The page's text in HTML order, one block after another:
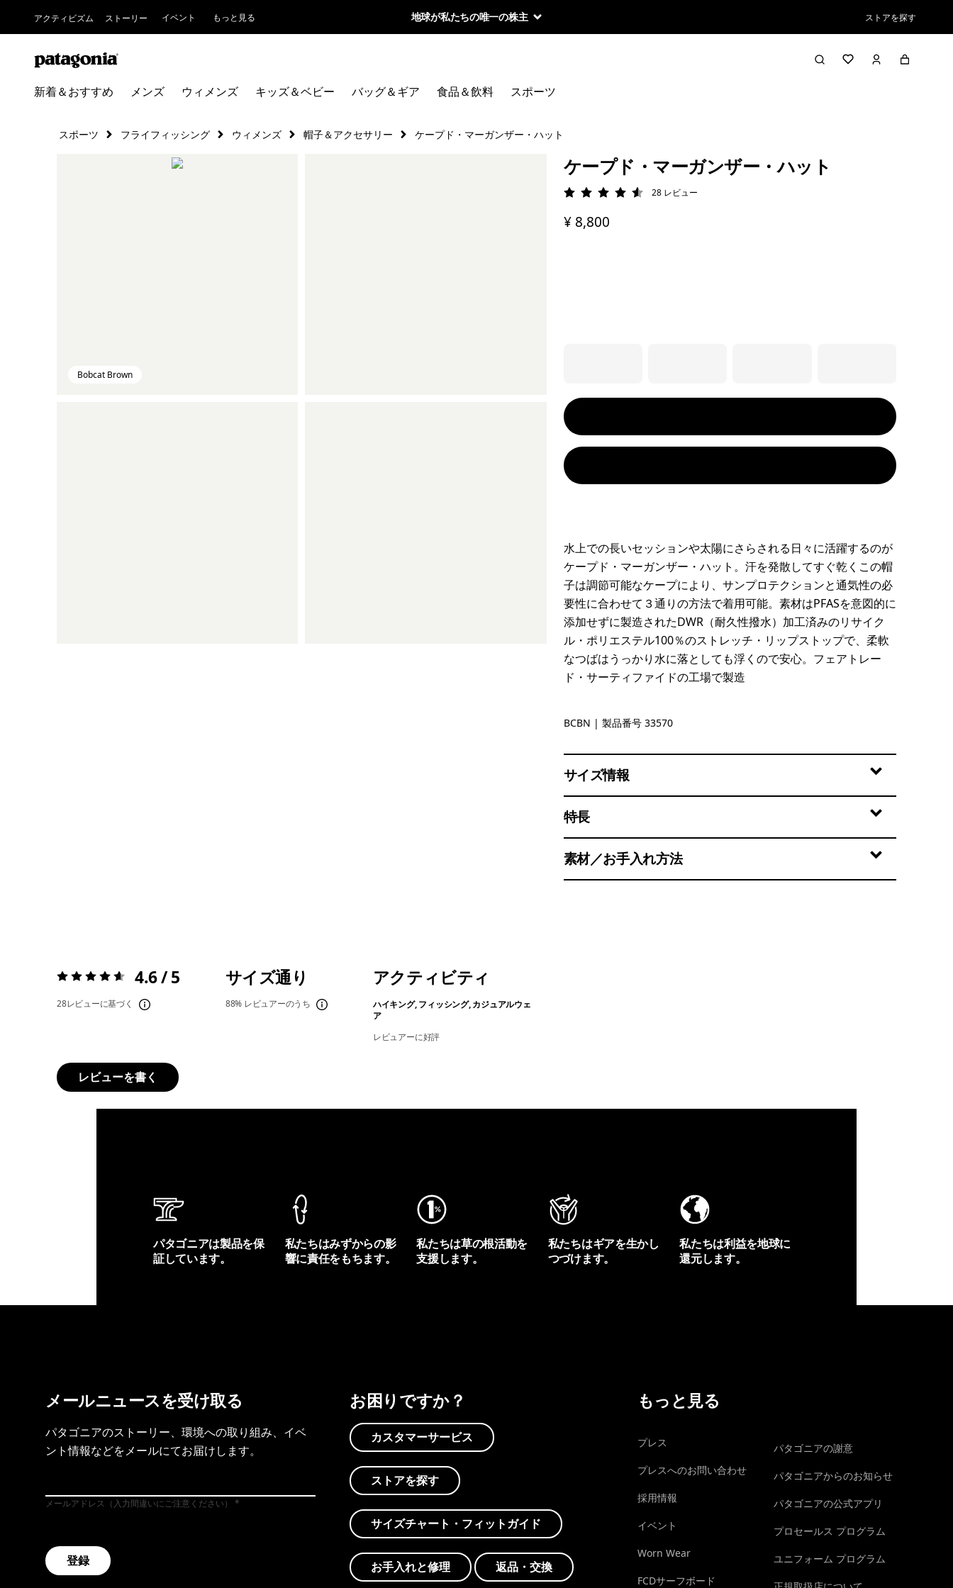
アクティビズム ストーリー イベント もっと見る 地球が私たちの唯一の株主 ストアを探す
新着＆おすすめ メンズ ウィメンズ キッズ＆ベビー バッグ＆ギア 食品＆飲料 スポーツ
スポーツ フライフィッシング ウィメンズ 帽子＆アクセサリー ケープド・マーガンザー・ハット
Bobcat Brown
ケープド・マーガンザー・ハット
評価: 4.6 / 5
28 レビュー
¥ 8,800
水上での長いセッションや太陽にさらされる日々に活躍するのが
ケープド・マーガンザー・ハット。汗を発散してすぐ乾くこの帽
子は調節可能なケープにより、サンプロテクションと通気性の必
要性に合わせて３通りの方法で着用可能。素材はPFASを意図的に
添加せずに製造されたDWR（耐久性撥水）加工済みのリサイク
ル・ポリエステル100％のストレッチ・リップストップで、柔軟
なつばはうっかり水に落としても浮くので安心。フェアトレー
ド・サーティファイドの工場で製造
Bobcat Brown
BCBN | 製品番号 33570
サイズ情報
特長
素材／お手入れ方法
評価:4.6 / 5 4.6 / 5
28レビューに基づく
サイズ通り
88% レビュアーのうち
アクティビティ
ハイキング, フィッシング, カジュアルウェ
ア
レビュアーに好評
レビューを書く
パタゴニアは製品を保
証しています。
私たちはみずからの影
響に責任をもちます。
私たちは草の根活動を
支援します。
私たちはギアを生かし
つづけます。
私たちは利益を地球に
還元します。
メールニュースを受け取る
パタゴニアのストーリー、環境への取り組み、イベ
ント情報などをメールにてお届けします。
メールアドレス（入力間違いにご注意ください）
登録
お困りですか？
カスタマーサービス
ストアを探す
サイズチャート・フィットガイド
お手入れと修理 返品・交換
もっと見る
プレス
プレスへのお問い合わせ
採用情報
イベント
Worn Wear
FCDサーフボード
パタゴニアの謝意
パタゴニアからのお知らせ
パタゴニアの公式アプリ
プロセールス プログラム
ユニフォーム プログラム